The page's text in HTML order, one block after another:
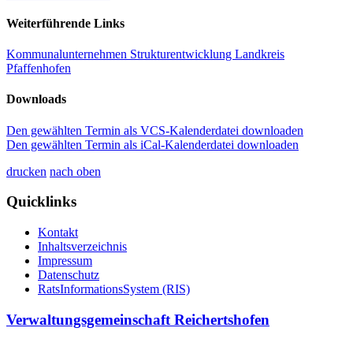
Weiterführende Links
Kommunalunternehmen Strukturentwicklung Landkreis
Pfaffenhofen
Downloads
Den gewählten Termin als VCS-Kalenderdatei downloaden
Den gewählten Termin als iCal-Kalenderdatei downloaden
drucken nach oben
Quicklinks
Kontakt
Inhaltsverzeichnis
Impressum
Datenschutz
RatsInformationsSystem (RIS)
Verwaltungsgemeinschaft Reichertshofen